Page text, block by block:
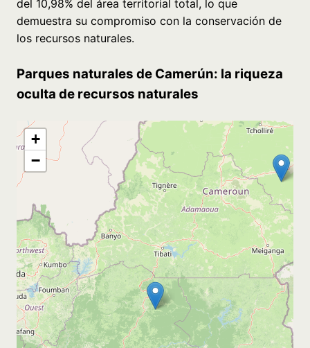
del 10,98% del área territorial total, lo que
demuestra su compromiso con la conservación de
los recursos naturales.
Parques naturales de Camerún: la riqueza
oculta de recursos naturales